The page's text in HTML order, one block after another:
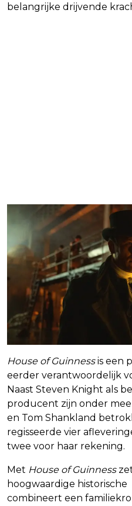
belangrijke drijvende
House of Guinnessis een
eerder verantwoordelijk
Naast Steven Knight als
producent zijn onder
en Tom Shankland
regisseerde vier
twee voor haar rekening.
Met House of Guinness
hoogwaardige historische
combineert een